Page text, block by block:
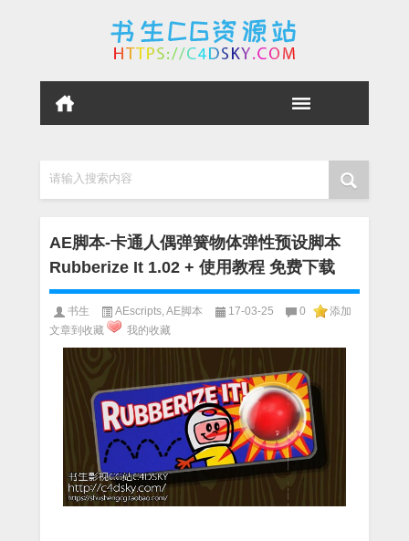
请输入搜索内容
AE脚本-卡通人偶弹簧物体弹性预设脚本
Rubberize It 1.02 + 使用教程 免费下载
书生 AEscripts AE脚本 17-03-25 0
添加
文章到收藏
我的收藏